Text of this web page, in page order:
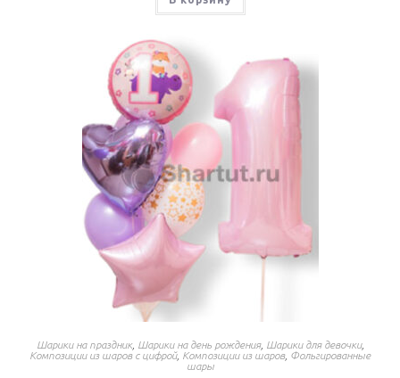
Шарики на праздник, Шарики на день рождения, Шарики для девочки,
Композиции из шаров с цифрой, Композиции из шаров, Фольгированные
шары